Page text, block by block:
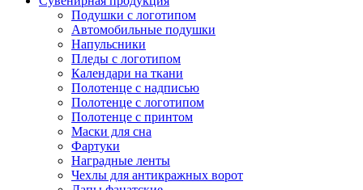
Подушки с логотипом
Автомобильные подушки
Напульсники
Пледы с логотипом
Календари на ткани
Полотенце с надписью
Полотенце с логотипом
Полотенце с принтом
Маски для сна
Фартуки
Наградные ленты
Чехлы для антикражных ворот